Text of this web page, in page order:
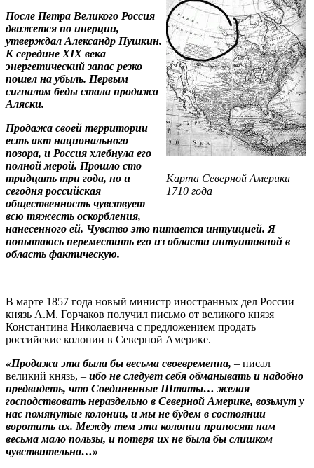
Карта Северной Америки
1710 года
После Петра Великого Россия
движется по инерции,
утверждал Александр Пушкин.
К середине ХIХ века
энергетический запас резко
пошел на убыль. Первым
сигналом беды стала продажа
Аляски.
Продажа своей территории
есть акт национального
позора, и Россия хлебнула его
полной мерой. Прошло сто
тридцать три года, но и
сегодня российская
общественность чувствует
всю тяжесть оскорбления,
нанесенного ей. Чувство это питается интуицией. Я
попытаюсь переместить его из области интуитивной в
область фактическую.
В марте 1857 года новый министр иностранных дел России
князь А.М. Горчаков получил письмо от великого князя
Константина Николаевича с предложением продать
российские колонии в Северной Америке.
«Продажа эта была бы весьма своевременна, – писал
великий князь, – ибо не следует себя обманывать и надобно
предвидеть, что Соединенные Штаты… желая
господствовать нераздельно в Северной Америке, возьмут у
нас помянутые колонии, и мы не будем в состоянии
воротить их. Между тем эти колонии приносят нам
весьма мало пользы, и потеря их не была бы слишком
чувствительна…»